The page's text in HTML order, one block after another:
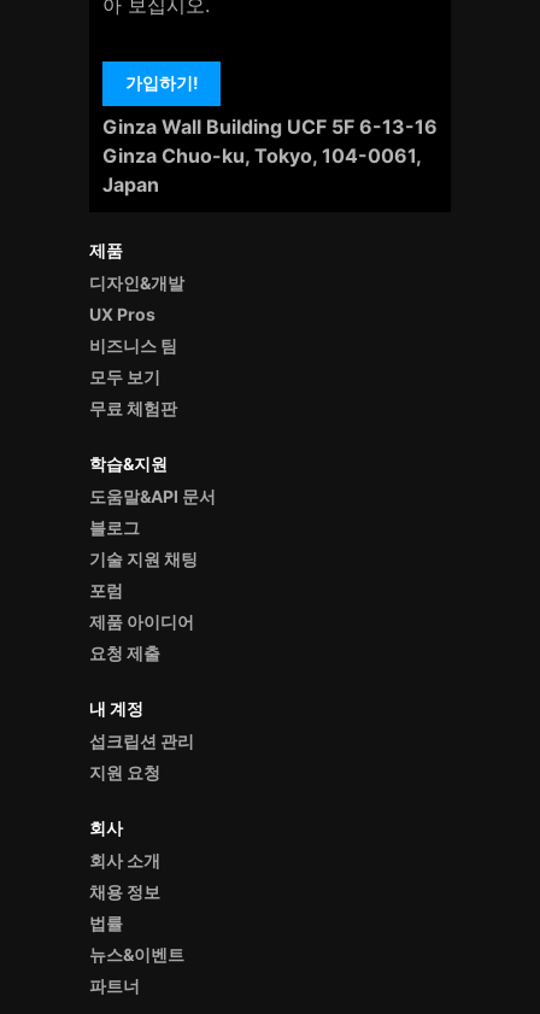
제품
디자인&개발
UX Pros
비즈니스 팀
모두 보기
무료 체험판
학습&지원
도움말&API 문서
블로그
기술 지원 채팅
포럼
제품 아이디어
요청 제출
내 계정
섭크립션 관리
지원 요청
회사
회사 소개
채용 정보
법률
뉴스&이벤트
파트너
가입하기!
Ginza Wall Building UCF 5F 6-13-16
Ginza Chuo-ku, Tokyo, 104-0061,
Japan